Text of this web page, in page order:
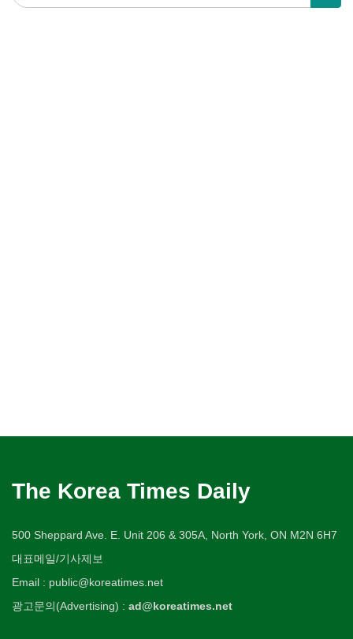
The Korea Times Daily
500 Sheppard Ave. E. Unit 206 & 305A, North York, ON M2N 6H7
대표메일/기사제보
Email : public@koreatimes.net
광고문의(Advertising) : ad@koreatimes.net